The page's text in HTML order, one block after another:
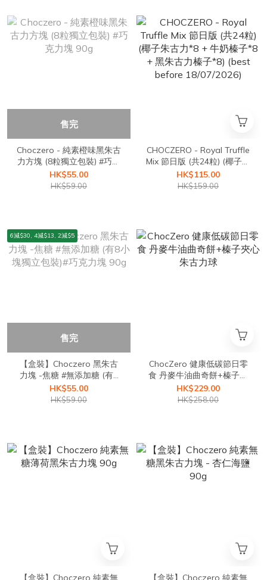
售完
Choczero - 純素橙味黑朱古
力方塊 (8粒獨立包裝) #巧克
力塊 90g
HK$55.00
HK$59.00
CHOCZERO - Royal Truffle
Mix 節日版 (共24粒) (椰子朱
古力*8 + 牛奶榛子*8 + 黑朱
古力榛子*8) (best before
HK$115.00
HK$159.00
6減$30, 4減$13, 2減$5
售完
【盒裝】Choczero 黑朱古
力塊 -焦糖 #無添加糖 (有8
小塊獨立包裝)#巧克力塊
90g
HK$55.00
HK$59.00
ChocZero 健康低碳節日零
食 丹麥牛油曲奇餅+榛子夾
心朱古力球
HK$229.00
HK$258.00
【盒裝】Choczero 純素無 【盒裝】Choczero 純素無